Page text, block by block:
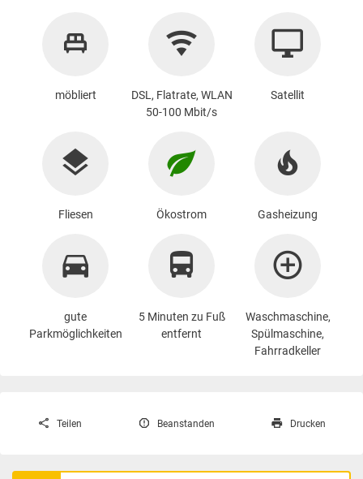
möbliert
DSL, Flatrate, WLAN
50-100 Mbit/s
Satellit
Fliesen Ökostrom Gasheizung
gute
Parkmöglichkeiten
5 Minuten zu Fuß
entfernt
Waschmaschine,
Spülmaschine,
Fahrradkeller
Teilen Beanstanden Drucken